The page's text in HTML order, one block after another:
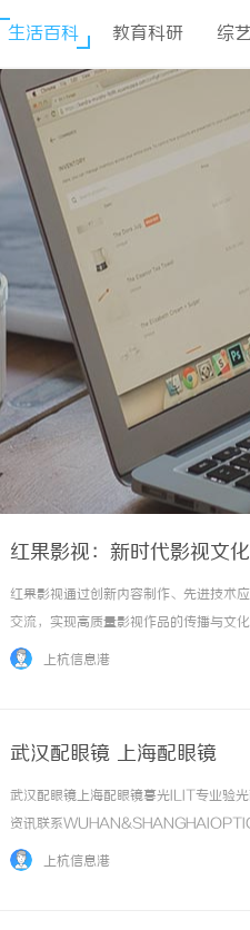
生活百科 教育科研 综
红果影视：新时代影视文
红果影视通过创新内容制作、先进技术
交流，实现高质量影视作品的传播与文
上杭信息港
武汉配眼镜 上海配眼镜
武汉配眼镜上海配眼镜暮光ILIT专业验
资讯联系
品牌，现于武汉与上海设有4家门店。
上杭信息港